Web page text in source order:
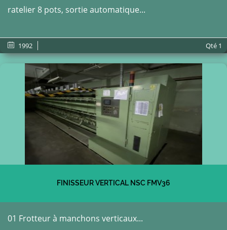
ratelier 8 pots, sortie automatique...
1992 Qté 1
FINISSEUR VERTICAL NSC FMV36
01 Frotteur à manchons verticaux...